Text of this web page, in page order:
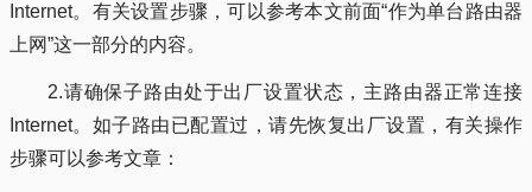
Internet。有关设置步骤，可以参考本文前面“作为单台路由器
上网”这一部分的内容。
2.请确保子路由处于出厂设置状态，主路由器正常连接
Internet。如子路由已配置过，请先恢复出厂设置，有关操作
步骤可以参考文章：